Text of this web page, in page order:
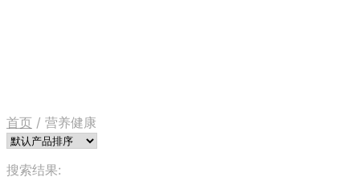
首页 / 营养健康
搜索结果: